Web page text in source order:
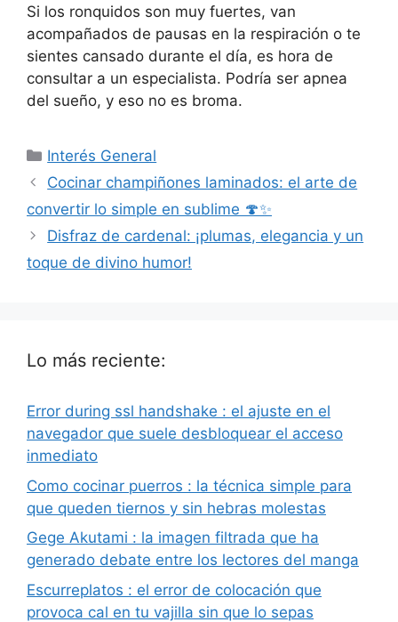
Si los ronquidos son muy fuertes, van
acompañados de pausas en la respiración o te
sientes cansado durante el día, es hora de
consultar a un especialista. Podría ser apnea
del sueño, y eso no es broma.
Categorías
Interés General
Cocinar champiñones laminados: el arte de
convertir lo simple en sublime 🍄✨
Disfraz de cardenal: ¡plumas, elegancia y un
toque de divino humor!
Lo más reciente:
Error during ssl handshake : el ajuste en el
navegador que suele desbloquear el acceso
inmediato
Como cocinar puerros : la técnica simple para
que queden tiernos y sin hebras molestas
Gege Akutami : la imagen filtrada que ha
generado debate entre los lectores del manga
Escurreplatos : el error de colocación que
provoca cal en tu vajilla sin que lo sepas